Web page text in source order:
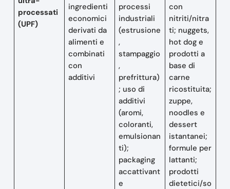
processati
(UPF)
ingredienti
economici
derivati da
alimenti e
combinati
con
additivi
processi
industriali
(estrusione
,
stampaggio
,
prefrittura)
; uso di
additivi
(aromi,
coloranti,
emulsionan
ti);
packaging
accattivant
e
con
nitriti/nitra
ti; nuggets,
hot dog e
prodotti a
base di
carne
ricostituita;
zuppe,
noodles e
dessert
istantanei;
formule per
lattanti;
prodotti
dietetici/so